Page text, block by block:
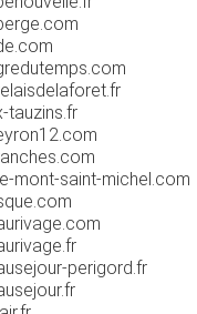
tauzins.fr
mont-saint-michel.com
perigord.fr